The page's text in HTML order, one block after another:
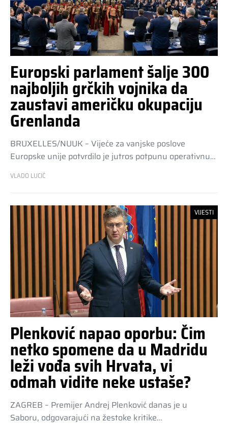
Europski parlament šalje 300
najboljih grčkih vojnika da
zaustavi američku okupaciju
Grenlanda
BRUXELLES/NUUK – Vijeće za vanjske poslove
Europske unije potvrdilo je jutros potpunu operativnu…
VLADO LUCIĆ
VIJESTI
Plenković napao oporbu: Čim
netko spomene da u Madridu
leži vođa svih Hrvata, vi
odmah vidite neke ustaše?
ZAGREB – Premijer Andrej Plenković danas je u
Saboru, odgovarajući na žestoke kritike…